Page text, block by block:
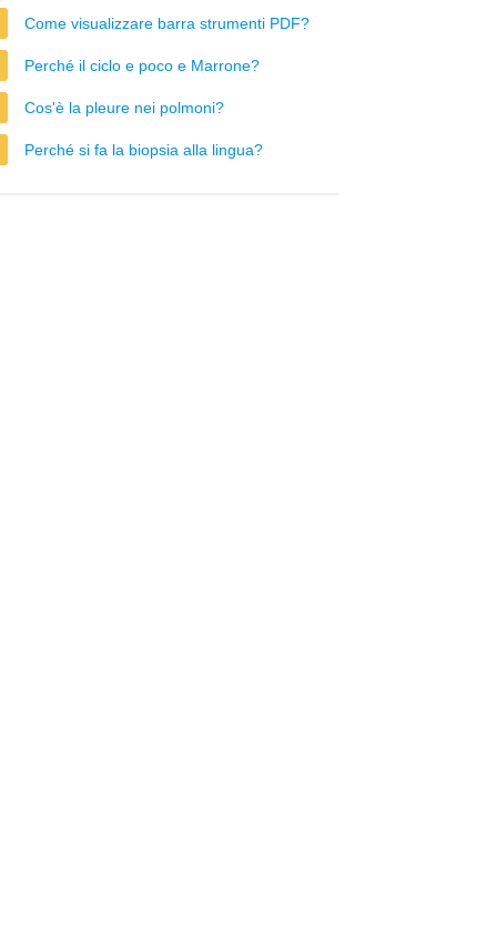
Come visualizzare barra strumenti PDF?
Perché il ciclo e poco e Marrone?
Cos'è la pleure nei polmoni?
Perché si fa la biopsia alla lingua?